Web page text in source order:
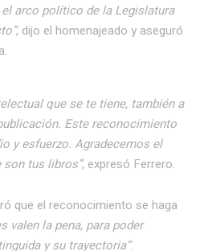
arco político de la Legislatura
, dijo el homenajeado y aseguró
que se te tiene, también a
Este reconocimiento
y esfuerzo. Agradecemos el
son tus libros”, expresó Ferrero.
que el reconocimiento se haga
valen la pena, para poder
y su trayectoria”.